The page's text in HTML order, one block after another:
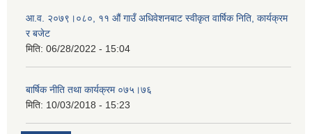
आ.व. २०७९।०८०, ११ औं गाउँ अधिवेशनबाट स्वीकृत वार्षिक निति, कार्यक्रम
र बजेट
मिति: 06/28/2022 - 15:04
बार्षिक नीति तथा कार्यक्रम ०७५।७६
मिति: 10/03/2018 - 15:23